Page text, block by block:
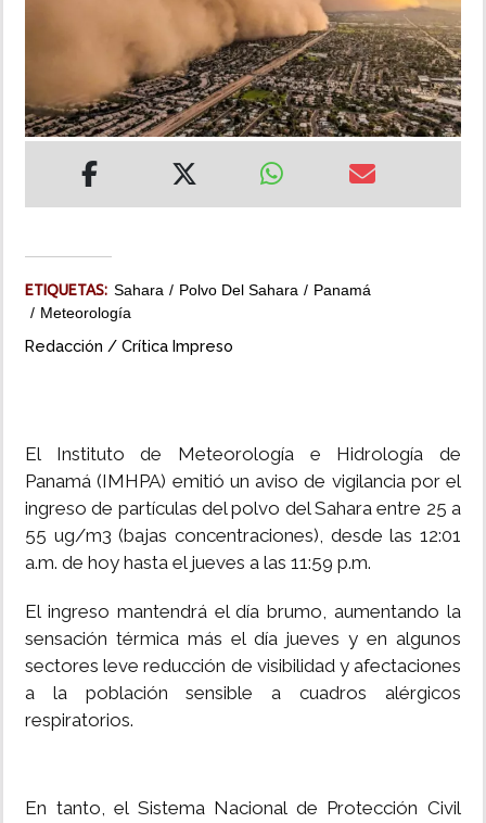
INSÓLITAS
MULTIMEDIA
ETIQUETAS: Sahara Polvo Del Sahara
Panamá
Meteorología
Redacción / Crítica Impreso
El Instituto de Meteorología e Hidrología de
Panamá (IMHPA) emitió un aviso de vigilancia por el
ingreso de partículas del polvo del Sahara entre 25 a
55 ug/m3 (bajas concentraciones), desde las 12:01
a.m. de hoy hasta el jueves a las 11:59 p.m.
El ingreso mantendrá el día brumo, aumentando la
sensación térmica más el día jueves y en algunos
sectores leve reducción de visibilidad y afectaciones
a la población sensible a cuadros alérgicos
respiratorios.
En tanto, el Sistema Nacional de Protección Civil